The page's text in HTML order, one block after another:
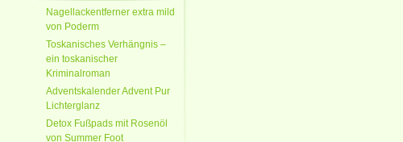
Nagellackentferner extra mild
von Poderm
Toskanisches Verhängnis –
ein toskanischer
Kriminalroman
Adventskalender Advent Pur
Lichterglanz
Detox Fußpads mit Rosenöl
von Summer Foot